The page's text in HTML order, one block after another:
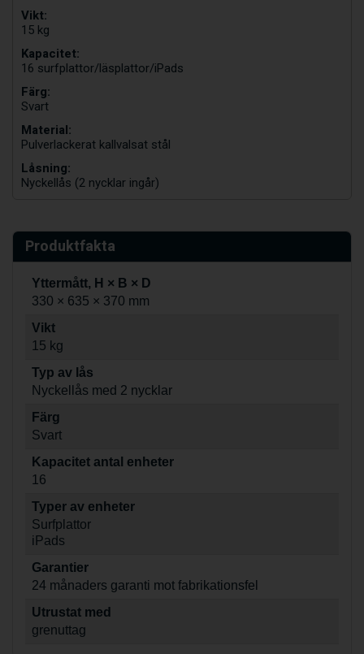
Vikt:
15 kg
Kapacitet:
16 surfplattor/läsplattor/iPads
Färg:
Svart
Material:
Pulverlackerat kallvalsat stål
Låsning:
Nyckellås (2 nycklar ingår)
Produktfakta
Yttermått, H × B × D
330 × 635 × 370 mm
Vikt
15 kg
Typ av lås
Nyckellås med 2 nycklar
Färg
Svart
Kapacitet antal enheter
16
Typer av enheter
Surfplattor
iPads
Garantier
24 månaders garanti mot fabrikationsfel
Utrustat med
grenuttag